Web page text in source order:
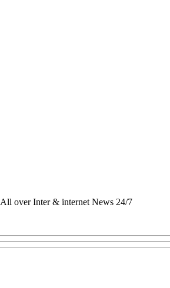
All over Inter & internet News 24/7